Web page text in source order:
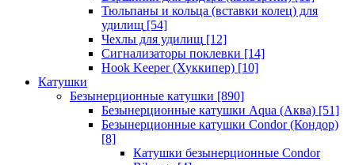
Тюльпаны и кольца (вставки колец) для
удилищ [54]
Чехлы для удилищ [12]
Сигнализаторы поклевки [14]
Hook Keeper (Хуккипер) [10]
Катушки
Безынерционные катушки [890]
Безынерционные катушки Aqua (Аква) [51]
Безынерционные катушки Condor (Кондор)
[8]
Катушки безынерционные Condor